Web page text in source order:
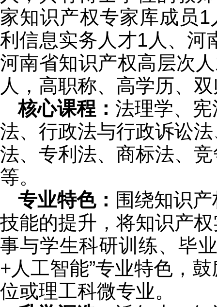
家知识产权专家库成员
利信息实务人才1人、河
河南省知识产权高层次
人，高职称、高学历、
核心课程： 法理学、
法、行政法与行政诉讼
法、专利法、商标法、
等。
专业特色： 围绕知识
技能的提升，将知识产
事与学生科研训练、毕
+人工智能”专业特色，
位或理工科微专业。